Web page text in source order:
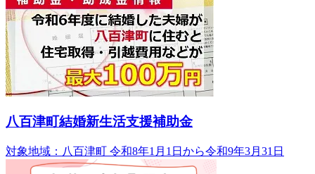
八百津町結婚新生活支援補助金
対象地域：八百津町 令和8年1月1日から令和9年3月31日